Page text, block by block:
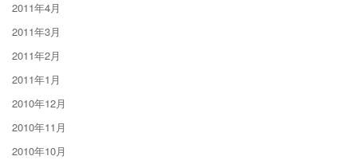
2011年4月
2011年3月
2011年2月
2011年1月
2010年12月
2010年11月
2010年10月